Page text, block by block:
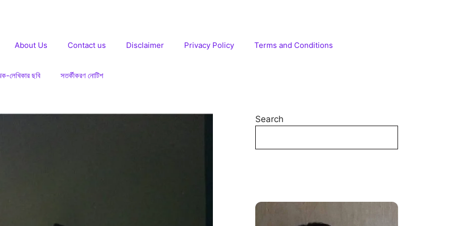
About Us Contact us Disclaimer Privacy Policy Terms and Conditions
লেখিকার ছবি সতর্কীকরণ নোটিশ
Search